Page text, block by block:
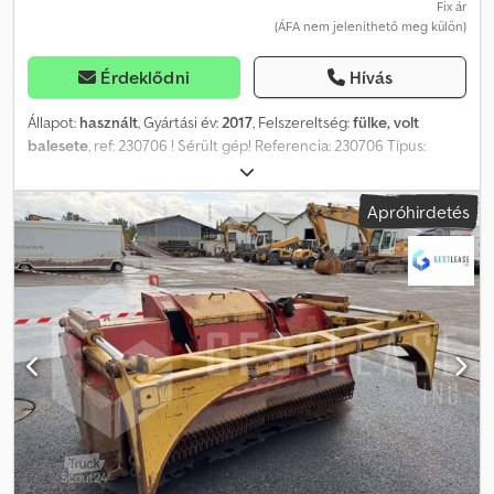
Fix ár
(ÁFA nem jeleníthető meg külön)
Érdeklődni Hívás
Állapot: használt, Gyártási év:2017, Felszereltség:fülke, volt
balesete, ref: 230706 ! Sérült gép! Referencia: 230706 Típus:
Szárzúzó Márka / Modell: GYRAX PROMODIS D1802 Évjárat: 2017 !
Sérült gép ! - Káreset körülményei: Ütközés fix tárggyal - Eljárás:
VEI szakértői követéssel A gép sérült állapotban, az aktuális
állapotában kerül értékesítésre, kizárólag kereskedők vagy export
céljára. Figyelem! Az értékesítést követően a járművekre
semmilyen garancia, visszavásárlás, csere, visszatérítés vagy
reklamáció nem érvényesíthető! Az ár áfa nélkül értendő.
Kiszállítás felár ellenében lehetséges. További információk és
képek weboldalunkon találhatók! Előzetes időpont egyeztetés
szükséges, hogy a lehető legjobb körülmények között
fogadhassuk! Djdpfx Anoru Iinstock Cégünk, amely gépek
adásvételére szakosodott, 100 000 m2-es gépparkkal rendelkezik
Strasbourg déli részén. Több mint 350 különböző eszközt
kínálunk, köztük építőipari gépeket, anyagmozgatókat,
Apróhirdetés